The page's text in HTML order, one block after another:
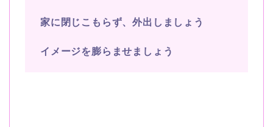
家に閉じこもらず、外出しましょう
イメージを膨らませましょう